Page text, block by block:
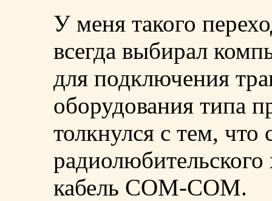
У меня такого
всегда выбирал
для подключения
оборудования типа
толкнулся с тем, что
кабель СОМ-СОМ.